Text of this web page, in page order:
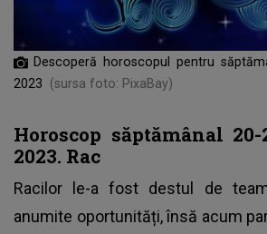
Descoperă horoscopul pentru
2023
(sursa foto: PixaBay)
Horoscop săptămânal
2023. Rac
Racilor le-a fost destul de
anumite oportunități, însă acum